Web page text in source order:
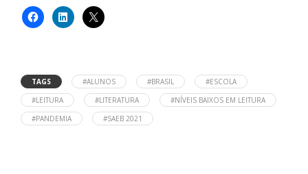
TAGS #ALUNOS #BRASIL
#ESCOLA
#LEITURA
#LITERATURA
#NÍVEIS BAIXOS EM LEITURA
#PANDEMIA
#SAEB 2021